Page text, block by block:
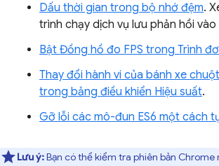
Dấu thời gian trong bộ nhớ đệm.
trình chạy dịch vụ lưu phản hồi
Bật Đồng hồ đo FPS trong Trình
Thay đổi hành vi của bánh xe
trong bảng điều khiển Hiệu suất.
Gỡ lỗi các mô-đun ES6 một cách
Lưu ý:Bạn có thể kiểm tra phiên bản Chrome